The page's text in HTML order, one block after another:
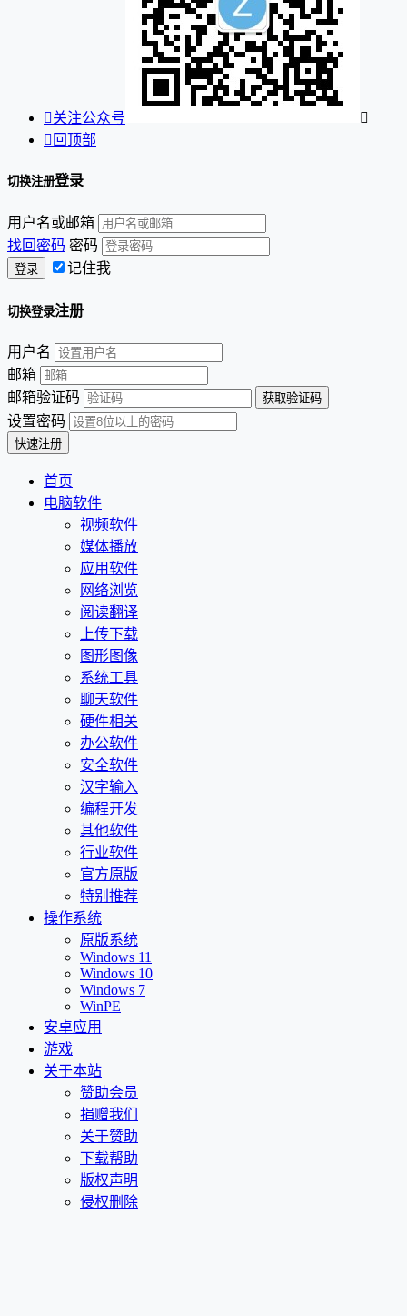
关注公众号

 回顶部
切换注册登录
用户名或邮箱
找回密码 密码
记住我
切换登录注册
用户名
邮箱
邮箱验证码
设置密码
首页
电脑软件
视频软件
媒体播放
应用软件
网络浏览
阅读翻译
上传下载
图形图像
系统工具
聊天软件
硬件相关
办公软件
安全软件
汉字输入
编程开发
其他软件
行业软件
官方原版
特别推荐
操作系统
原版系统
Windows 11
Windows 10
Windows 7
WinPE
安卓应用
游戏
关于本站
赞助会员
捐赠我们
关于赞助
下载帮助
版权声明
侵权删除